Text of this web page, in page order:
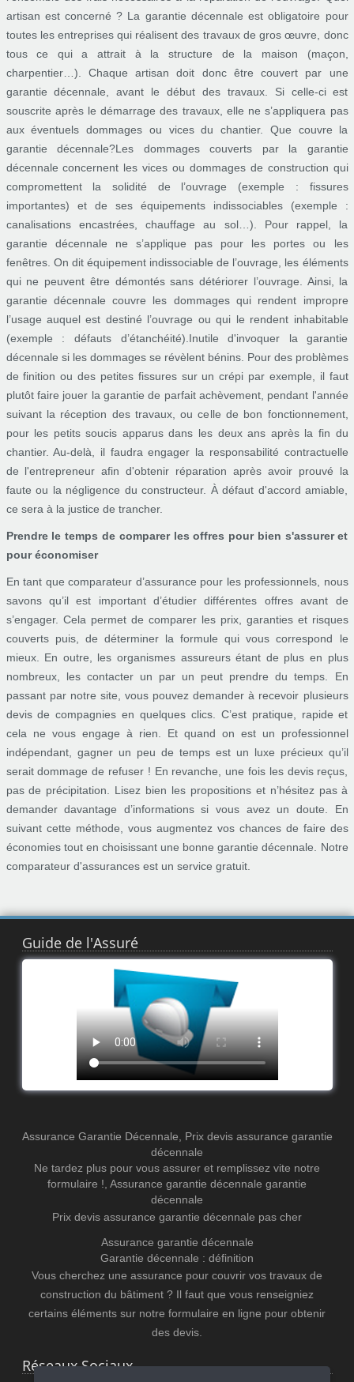
artisan est concerné ? La garantie décennale est obligatoire pour
toutes les entreprises qui réalisent des travaux de gros œuvre, donc
tous ce qui a attrait à la structure de la maison (maçon,
charpentier…). Chaque artisan doit donc être couvert par une
garantie décennale, avant le début des travaux. Si celle-ci est
souscrite après le démarrage des travaux, elle ne s’appliquera pas
aux éventuels dommages ou vices du chantier. Que couvre la
garantie décennale?Les dommages couverts par la garantie
décennale concernent les vices ou dommages de construction qui
compromettent la solidité de l’ouvrage (exemple : fissures
importantes) et de ses équipements indissociables (exemple :
canalisations encastrées, chauffage au sol…). Pour rappel, la
garantie décennale ne s’applique pas pour les portes ou les
fenêtres. On dit équipement indissociable de l’ouvrage, les éléments
qui ne peuvent être démontés sans détériorer l’ouvrage. Ainsi, la
garantie décennale couvre les dommages qui rendent impropre
l’usage auquel est destiné l’ouvrage ou qui le rendent inhabitable
(exemple : défauts d’étanchéité).Inutile d'invoquer la garantie
décennale si les dommages se révèlent bénins. Pour des problèmes
de finition ou des petites fissures sur un crépi par exemple, il faut
plutôt faire jouer la garantie de parfait achèvement, pendant l'année
suivant la réception des travaux, ou celle de bon fonctionnement,
pour les petits soucis apparus dans les deux ans après la fin du
chantier. Au-delà, il faudra engager la responsabilité contractuelle
de l'entrepreneur afin d'obtenir réparation après avoir prouvé la
faute ou la négligence du constructeur. À défaut d'accord amiable,
ce sera à la justice de trancher.
Prendre le temps de comparer les offres pour bien s'assurer et
pour économiser
En tant que comparateur d’assurance pour les professionnels, nous
savons qu’il est important d’étudier différentes offres avant de
s’engager. Cela permet de comparer les prix, garanties et risques
couverts puis, de déterminer la formule qui vous correspond le
mieux. En outre, les organismes assureurs étant de plus en plus
nombreux, les contacter un par un peut prendre du temps. En
passant par notre site, vous pouvez demander à recevoir plusieurs
devis de compagnies en quelques clics. C’est pratique, rapide et
cela ne vous engage à rien. Et quand on est un professionnel
indépendant, gagner un peu de temps est un luxe précieux qu’il
serait dommage de refuser ! En revanche, une fois les devis reçus,
pas de précipitation. Lisez bien les propositions et n’hésitez pas à
demander davantage d’informations si vous avez un doute. En
suivant cette méthode, vous augmentez vos chances de faire des
économies tout en choisissant une bonne garantie décennale. Notre
comparateur d'assurances est un service gratuit.
Guide de l'Assuré
Assurance Garantie Décennale
Prix devis assurance garantie
décennale
Ne tardez plus pour vous assurer et remplissez vite notre
formulaire ! Assurance garantie décennale garantie
décennale
Prix devis assurance garantie décennale pas cher
Assurance garantie décennale
Garantie décennale : définition
Vous cherchez une assurance pour couvrir vos travaux de
construction du bâtiment ? Il faut que vous renseigniez
certains éléments sur notre formulaire en ligne pour obtenir
des devis.
Réseaux Sociaux